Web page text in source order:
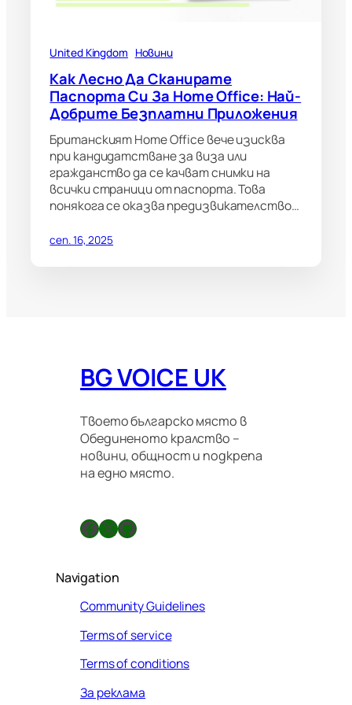
United Kingdom Новини
Как Лесно Да Сканирате
Паспорта Си За Home Office: Най-
Добрите Безплатни Приложения
Британският Home Office вече изисква
при кандидатстване за виза или
гражданство да се качват снимки на
всички страници от паспорта. Това
понякога се оказва предизвикателство…
сеп. 16, 2025
BG VOICE UK
Твоето българско място в
Обединеното кралство –
новини, общност и подкрепа
на едно място.
Facebook X GitHub
Navigation
Community Guidelines
Terms of service
Terms of conditions
За реклама